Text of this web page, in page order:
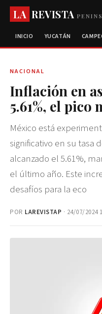
LA REVISTA
INICIO YUCATÁN
NACIONAL
Inflación en
5.61%, el pico
México está
significativo en su tasa
alcanzado el 5.61%,
el último año. Este
desafíos para la eco
POR LAREVISTAP · 24/07/2024